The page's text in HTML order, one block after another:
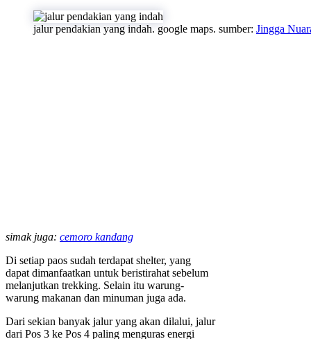
jalur pendakian yang indah. google maps. sumber: Jingga
simak juga: cemoro kandang
Di setiap paos sudah terdapat shelter, yang
dapat dimanfaatkan untuk beristirahat sebelum
melanjutkan trekking. Selain itu warung-
warung makanan dan minuman juga ada.
Dari sekian banyak jalur yang akan dilalui, jalur
dari Pos 3 ke Pos 4 paling menguras energi